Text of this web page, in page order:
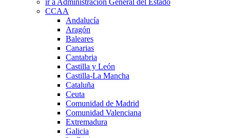
CCAA
Andalucía
Aragón
Baleares
Canarias
Cantabria
Castilla y León
Castilla-La Mancha
Cataluña
Ceuta
Comunidad de Madrid
Comunidad Valenciana
Extremadura
Galicia